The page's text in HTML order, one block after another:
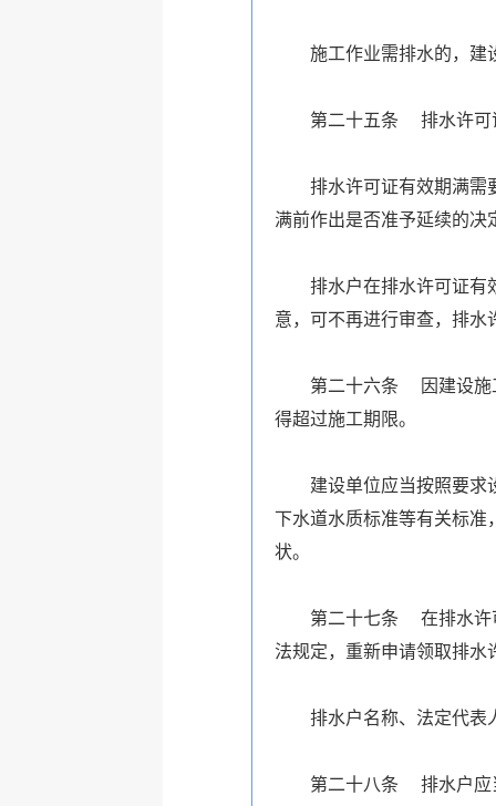
施工作业需排水的，建
第二十五条 排水许可
排水许可证有效期满需
满前作出是否准予延续的决
排水户在排水许可证有
意，可不再进行审查，排水
第二十六条 因建设施
得超过施工期限。
建设单位应当按照要求
下水道水质标准等有关标准
状。
第二十七条 在排水许
法规定，重新申请领取排水
排水户名称、法定代表
第二十八条 排水户应